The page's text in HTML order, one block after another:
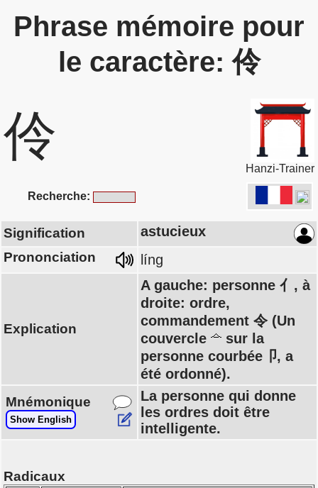
Phrase mémoire pour
le caractère: 伶
伶
Hanzi-Trainer
Recherche:
Signification astucieux
Prononciation líng
Explication
A gauche: personne 亻, à
droite: ordre,
commandement 令 (Un
couvercle
sur la
personne courbée卩, a
été ordonné).
Mnémonique
Show English
La personne qui donne
les ordres doit être
intelligente.
Radicaux